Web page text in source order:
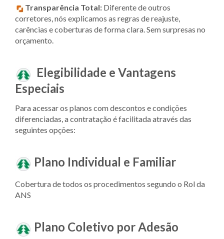
Transparência Total: Diferente de outros
corretores, nós explicamos as regras de reajuste,
carências e coberturas de forma clara. Sem surpresas no
orçamento.
Elegibilidade e Vantagens
Especiais
Para acessar os planos com descontos e condições
diferenciadas, a contratação é facilitada através das
seguintes opções:
Plano Individual e Familiar
Cobertura de todos os procedimentos segundo o Rol da
ANS
Plano Coletivo por Adesão